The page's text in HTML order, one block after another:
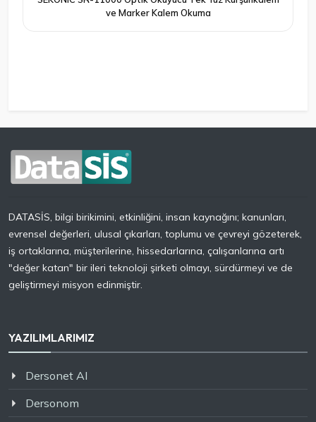
ve Marker Kalem Okuma
DATASİS, bilgi birikimini, etkinliğini, insan kaynağını; kanunları,
evrensel değerleri, ulusal çıkarları, toplumu ve çevreyi gözeterek,
iş ortaklarına, müşterilerine, hissedarlarına, çalışanlarına artı
"değer katan" bir ileri teknoloji şirketi olmayı, sürdürmeyi ve de
geliştirmeyi misyon edinmiştir.
YAZILIMLARIMIZ
Dersonet AI
Dersonom